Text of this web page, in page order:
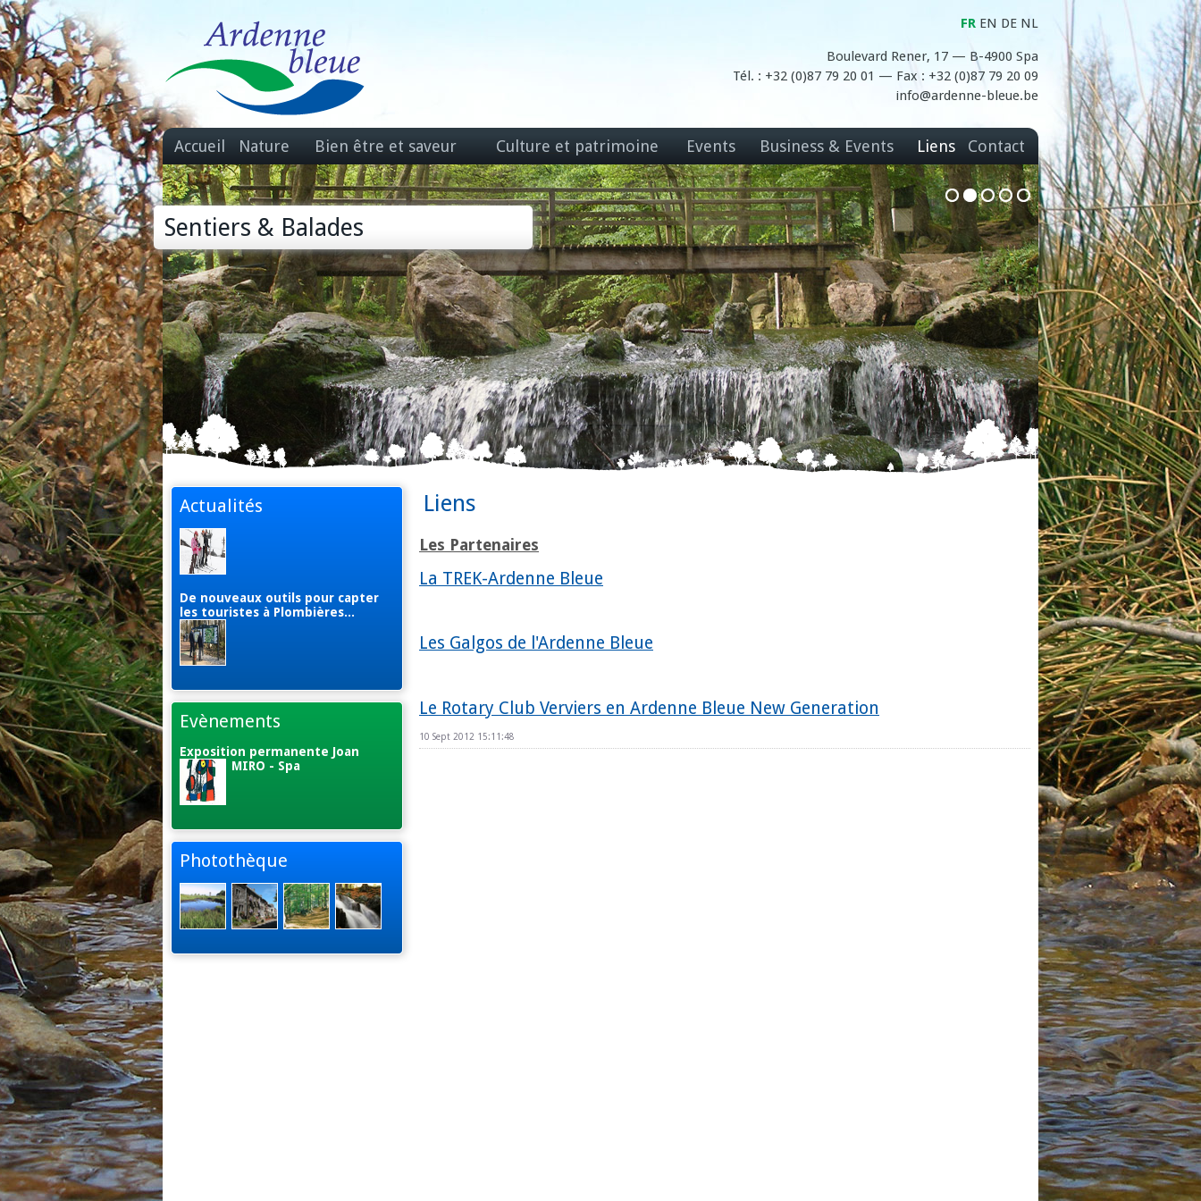
FR EN DE NL
Boulevard Rener, 17 — B-4900 Spa
Tél. : +32 (0)87 79 20 01 — Fax : +32 (0)87 79 20 09
info@ardenne-bleue.be
Accueil Nature Bien être et saveur Culture et patrimoine Events Business & Events Liens Contact
Sentiers & Balades
Actualités
De nouveaux outils pour capter
les touristes à Plombières...
Evènements
Exposition permanente Joan
MIRO - Spa
Photothèque
Liens
Les Partenaires
La TREK-Ardenne Bleue
Les Galgos de l'Ardenne Bleue
Le Rotary Club Verviers en Ardenne Bleue New Generation
10 Sept 2012 15:11:48